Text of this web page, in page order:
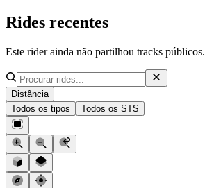
Rides recentes
Este rider ainda não partilhou tracks públicos.
Distância
Todos os tipos
Todos os STS